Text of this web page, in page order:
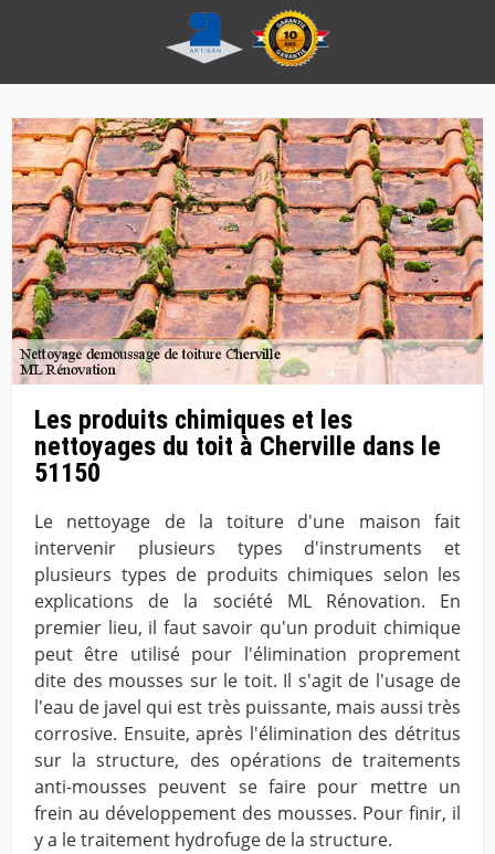
Les produits chimiques et les
nettoyages du toit à Cherville dans le
51150
Le nettoyage de la toiture d'une maison fait
intervenir plusieurs types d'instruments et
plusieurs types de produits chimiques selon les
explications de la société ML Rénovation. En
premier lieu, il faut savoir qu'un produit chimique
peut être utilisé pour l'élimination proprement
dite des mousses sur le toit. Il s'agit de l'usage de
l'eau de javel qui est très puissante, mais aussi très
corrosive. Ensuite, après l'élimination des détritus
sur la structure, des opérations de traitements
anti-mousses peuvent se faire pour mettre un
frein au développement des mousses. Pour finir, il
y a le traitement hydrofuge de la structure.